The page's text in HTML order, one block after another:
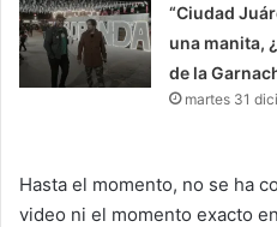
“Ciudad
una manita,
de la
martes 31
Hasta el momento, no se ha
video ni el momento exacto